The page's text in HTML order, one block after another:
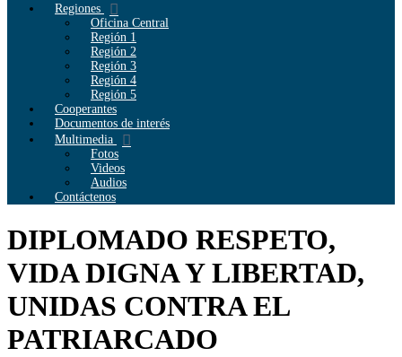
Regiones
Oficina Central
Región 1
Región 2
Región 3
Región 4
Región 5
Cooperantes
Documentos de interés
Multimedia
Fotos
Videos
Audios
Contáctenos
DIPLOMADO RESPETO,
VIDA DIGNA Y LIBERTAD,
UNIDAS CONTRA EL
PATRIARCADO